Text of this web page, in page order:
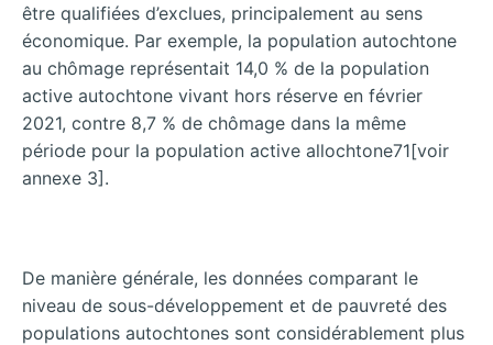
être qualifiées d’exclues, principalement au sens
économique. Par exemple, la population autochtone
au chômage représentait 14,0 % de la population
active autochtone vivant hors réserve en février
2021, contre 8,7 % de chômage dans la même
période pour la population active allochtone71[voir
annexe 3].
De manière générale, les données comparant le
niveau de sous-développement et de pauvreté des
populations autochtones sont considérablement plus